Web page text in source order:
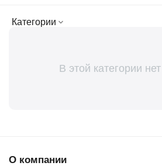
Категории
В этой категории
О компании